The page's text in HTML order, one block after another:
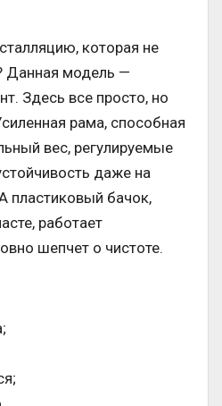
которая не
Данная модель —
Здесь все просто, но
рама, способная
вес, регулируемые
даже на
пластиковый бачок,
работает
шепчет о чистоте.